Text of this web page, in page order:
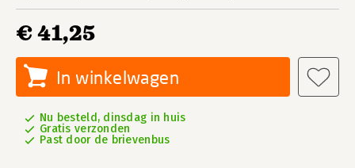
€ 41,25
In winkelwagen
Nu besteld, dinsdag in huis
Gratis verzonden
Past door de brievenbus